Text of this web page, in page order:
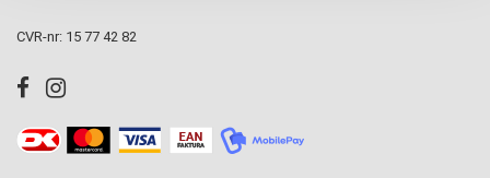
CVR-nr: 15 77 42 82